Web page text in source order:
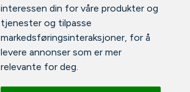
interessen din for våre produkter og
tjenester og tilpasse
markedsføringsinteraksjoner, for å
levere annonser som er mer
relevante for deg.